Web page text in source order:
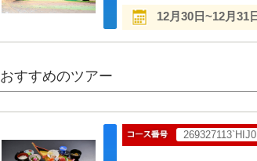
12月30日~12月31
おすすめのツアー
269327113`HIJ0